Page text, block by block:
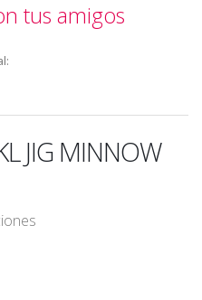
tus amigos
JIG MINNOW